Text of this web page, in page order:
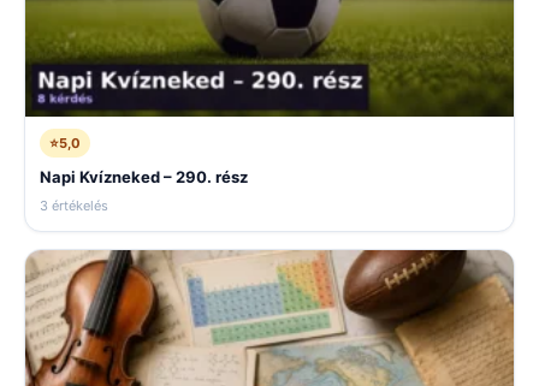
⭐5,0
Napi Kvízneked – 290. rész
3 értékelés